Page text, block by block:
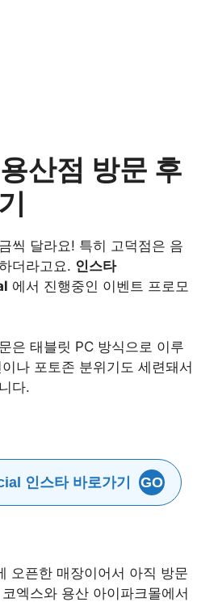
산점 방문 후
씩 달라요! 특히 고덕점은 음
더라고요. 인스타
에서 진행중인 이벤트 프로모
은 태블릿 PC 방식으로 이루
나 포토존 분위기도 세련돼서
다.
인스타 바로가기 GO
오픈한 매장이어서 아직 방문
엑스와 용산 아이파크몰에서